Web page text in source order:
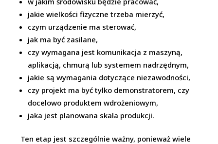
jakie wielkości fizyczne trzeba mierzyć,
czym urządzenie ma sterować,
jak ma być zasilane,
czy wymagana jest komunikacja z maszyną,
aplikacją, chmurą lub systemem nadrzędnym,
jakie są wymagania dotyczące niezawodności,
czy projekt ma być tylko demonstratorem, czy
docelowo produktem wdrożeniowym,
jaka jest planowana skala produkcji.
Ten etap jest szczególnie ważny, ponieważ wiele